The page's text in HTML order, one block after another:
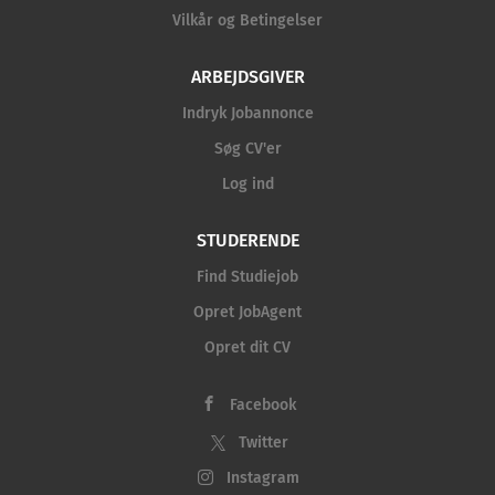
Vilkår og Betingelser
ARBEJDSGIVER
Indryk Jobannonce
Søg CV'er
Log ind
STUDERENDE
Find Studiejob
Opret JobAgent
Opret dit CV
Facebook
Twitter
Instagram